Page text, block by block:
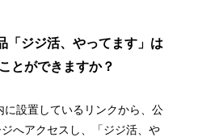
「ジジ活、やってます」は
とができますか？
に設置しているリンクから、公
へアクセスし、「ジジ活、や